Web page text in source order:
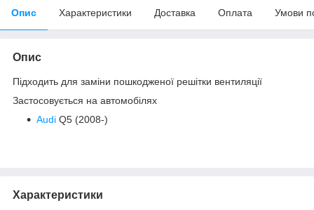
Опис Характеристики Доставка Оплата Умови
Опис
Підходить для заміни пошкодженої решітки вентиляції
Застосовується на автомобілях
Audi Q5 (2008-)
Характеристики